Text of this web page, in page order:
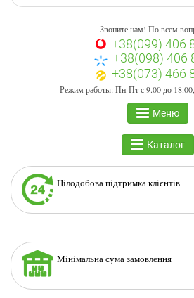
Звоните нам! По всем
+38(099) 406
+38(098) 406
+38(073) 466
Режим работы: Пн-Пт с 9.00 до
Меню
Каталог
Цілодобова підтримка
Мінімальна сума